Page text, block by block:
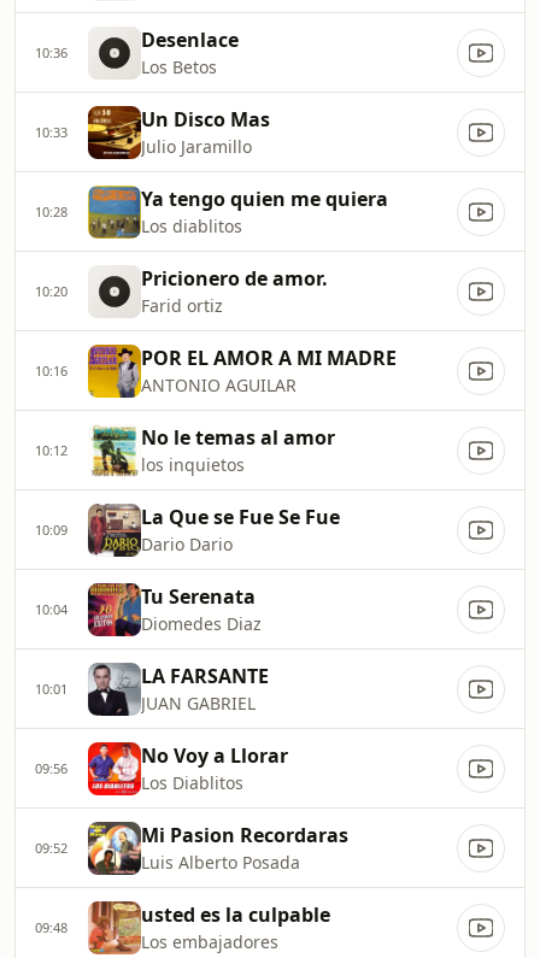
10:36 Desenlace
Los Betos
10:33 Un Disco Mas
Julio Jaramillo
10:28 Ya tengo quien me quiera
Los diablitos
10:20 Pricionero de amor.
Farid ortiz
10:16 POR EL AMOR A MI MADRE
ANTONIO AGUILAR
10:12 No le temas al amor
los inquietos
10:09 La Que se Fue Se Fue
Dario Dario
10:04 Tu Serenata
Diomedes Diaz
10:01 LA FARSANTE
JUAN GABRIEL
09:56 No Voy a Llorar
Los Diablitos
09:52 Mi Pasion Recordaras
Luis Alberto Posada
09:48 usted es la culpable
Los embajadores